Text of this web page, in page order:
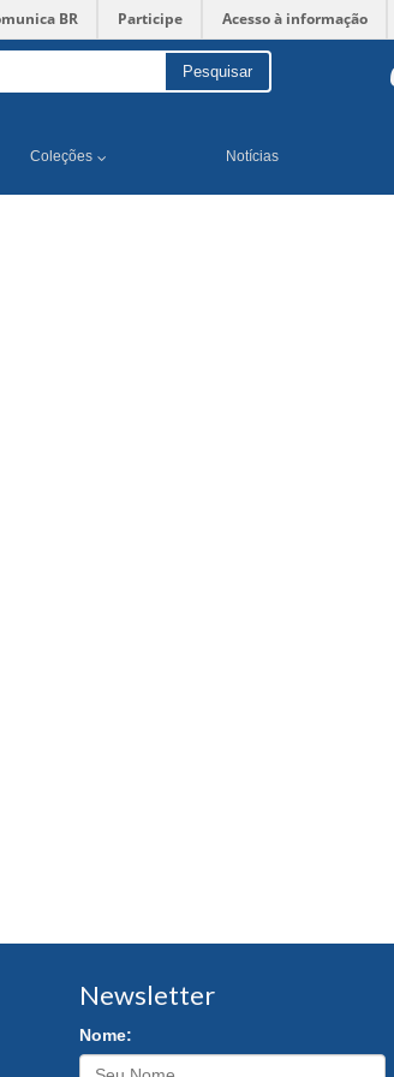
BR Participe Acesso à informação
Pesquisar
Coleções Notícias
Newsletter
Nome: